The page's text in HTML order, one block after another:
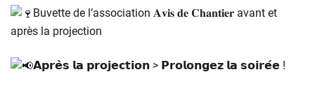
Buvette de l’association 𝐀𝐯𝐢𝐬 𝐝𝐞 𝐂𝐡𝐚𝐧𝐭𝐢𝐞𝐫 avant et
après la projection
𝗔𝗽𝗿𝗲̀𝘀 𝗹𝗮 𝗽𝗿𝗼𝗷𝗲𝗰𝘁𝗶𝗼𝗻 > 𝗣𝗿𝗼𝗹𝗼𝗻𝗴𝗲𝘇 𝗹𝗮 𝘀𝗼𝗶𝗿𝗲́𝗲 !